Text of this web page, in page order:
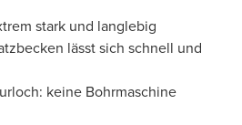
stark und langlebig
lässt sich schnell und
keine Bohrmaschine